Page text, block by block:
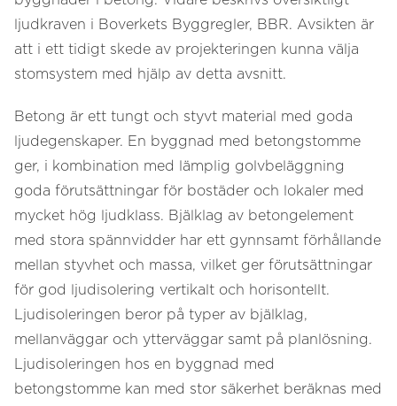
ljudkraven i Boverkets Byggregler, BBR. Avsikten är
att i ett tidigt skede av projekteringen kunna välja
stomsystem med hjälp av detta avsnitt.
Betong är ett tungt och styvt material med goda
ljudegenskaper. En byggnad med betongstomme
ger, i kombination med lämplig golvbeläggning
goda förutsättningar för bostäder och lokaler med
mycket hög ljudklass. Bjälklag av betongelement
med stora spännvidder har ett gynnsamt förhållande
mellan styvhet och massa, vilket ger förutsättningar
för god ljudisolering vertikalt och horisontellt.
Ljudisoleringen beror på typer av bjälklag,
mellanväggar och ytterväggar samt på planlösning.
Ljudisoleringen hos en byggnad med
betongstomme kan med stor säkerhet beräknas med